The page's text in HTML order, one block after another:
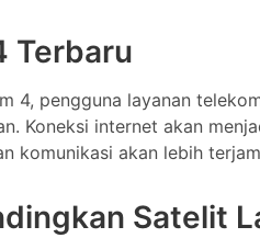
Terbaru
4, pengguna layanan
Koneksi internet akan
komunikasi akan lebih
Satelit